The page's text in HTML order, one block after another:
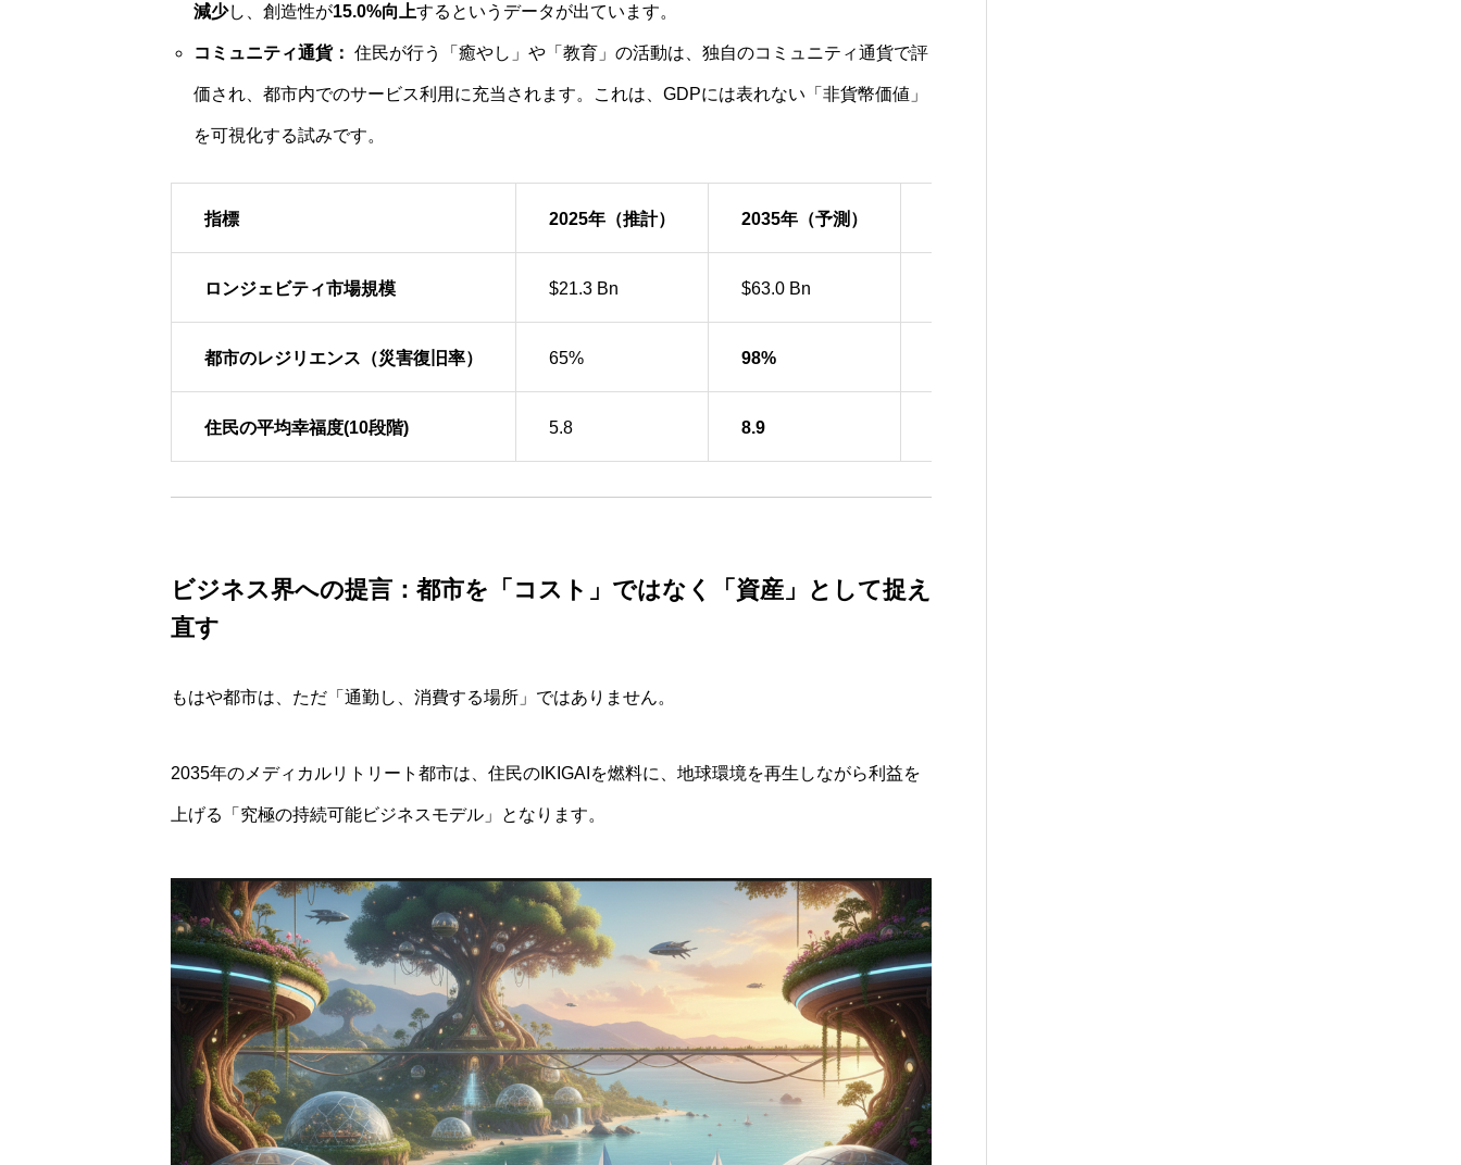
減少し、創造性が15.0%向上するというデータが出ています。
コミュニティ通貨： 住民が行う「癒やし」や「教育」の活動は、独自のコミュニティ通貨で評
価され、都市内でのサービス利用に充当されます。これは、GDPには表れない「非貨幣価値」
を可視化する試みです。
指標 2025年（推計） 2035年（予測）
ロンジェビティ市場規模 $21.3 Bn $63.0 Bn
都市のレジリエンス（災害復旧率） 65% 98%
住民の平均幸福度(10段階) 5.8 8.9
ビジネス界への提言：都市を「コスト」ではなく「資産」として捉え
直す
もはや都市は、ただ「通勤し、消費する場所」ではありません。
2035年のメディカルリトリート都市は、住民のIKIGAIを燃料に、地球環境を再生しながら利益を
上げる「究極の持続可能ビジネスモデル」となります。